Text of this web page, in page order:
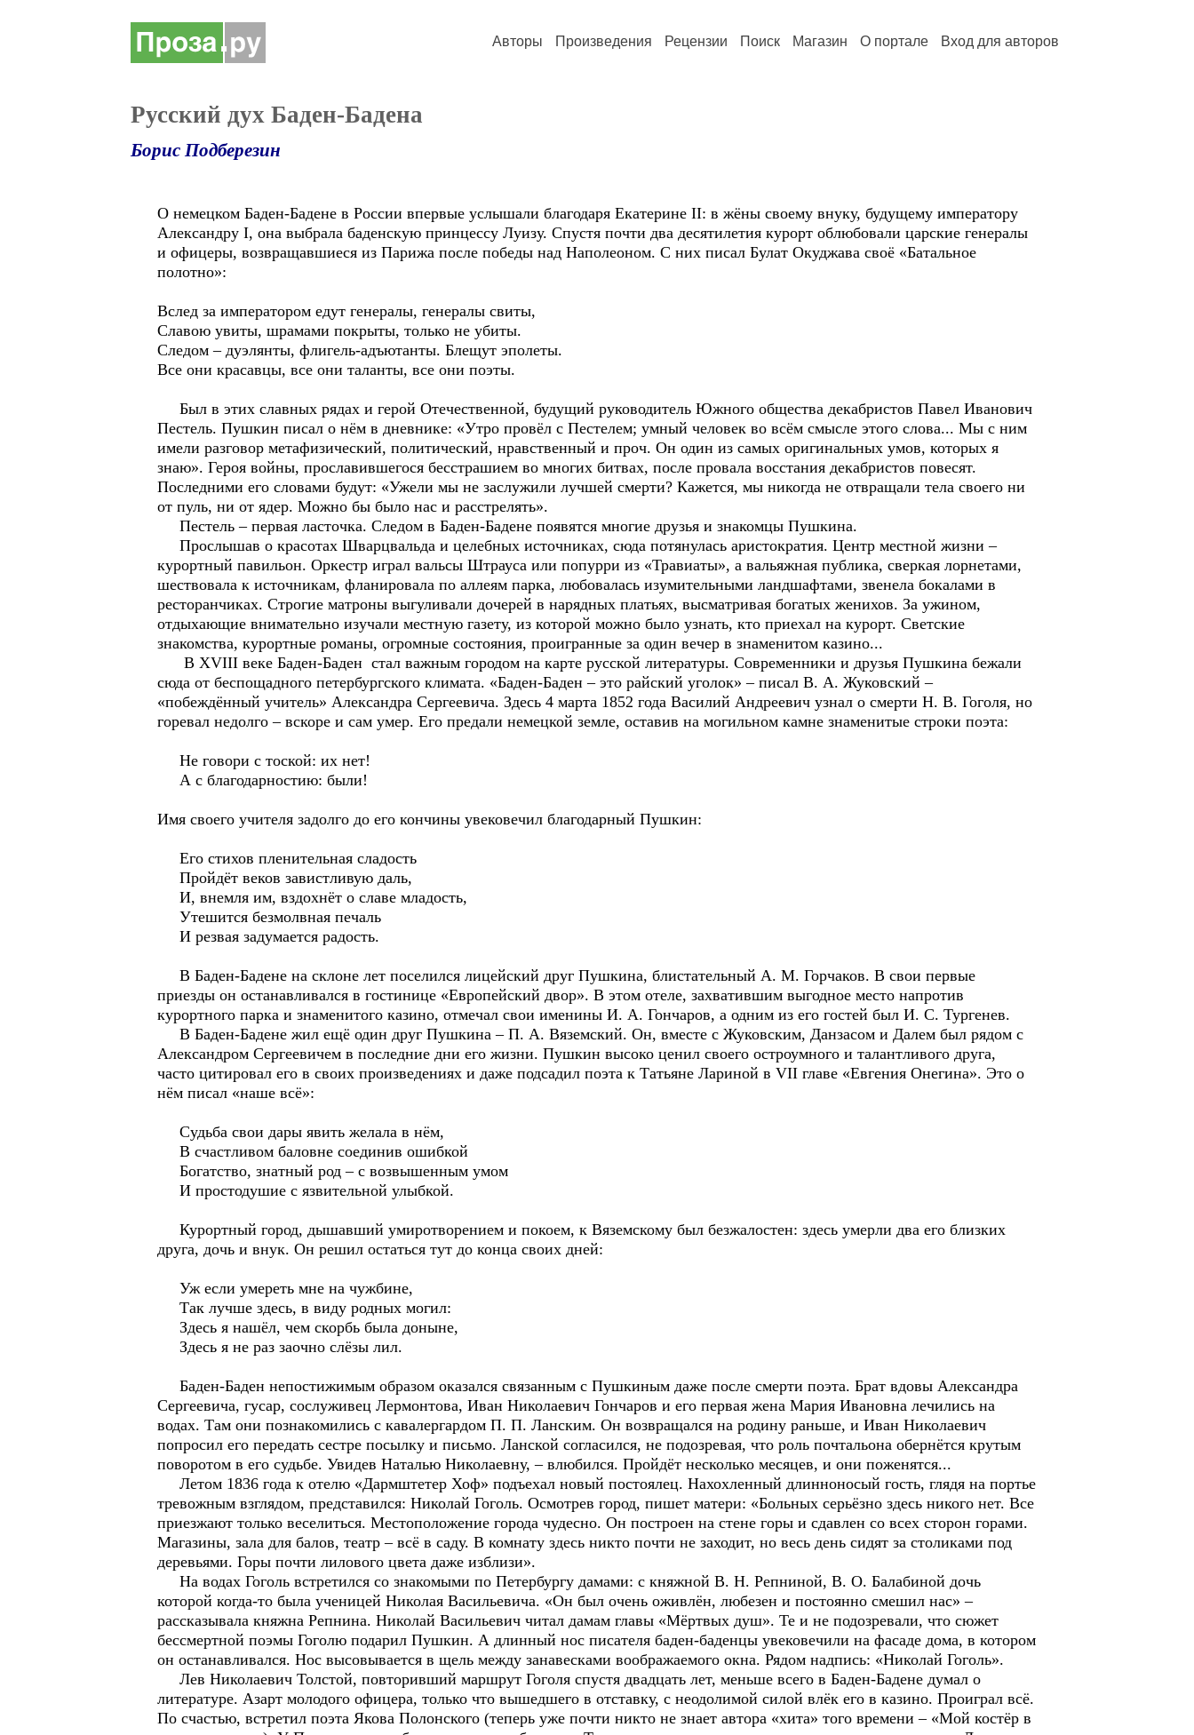
Авторы Произведения Рецензии Поиск Магазин О портале Вход для авторов
Русский дух Баден-Бадена
Борис Подберезин
О немецком Баден-Бадене в России впервые услышали благодаря Екатерине II: в жёны своему внуку, будущему императору
Александру I, она выбрала баденскую принцессу Луизу. Спустя почти два десятилетия курорт облюбовали царские генералы
и офицеры, возвращавшиеся из Парижа после победы над Наполеоном. С них писал Булат Окуджава своё «Батальное
полотно»:
Вслед за императором едут генералы, генералы свиты,
Славою увиты, шрамами покрыты, только не убиты.
Следом – дуэлянты, флигель-адъютанты. Блещут эполеты.
Все они красавцы, все они таланты, все они поэты.
Был в этих славных рядах и герой Отечественной, будущий руководитель Южного общества декабристов Павел Иванович
Пестель. Пушкин писал о нём в дневнике: «Утро провёл с Пестелем; умный человек во всём смысле этого слова... Мы с ним
имели разговор метафизический, политический, нравственный и проч. Он один из самых оригинальных умов, которых я
знаю». Героя войны, прославившегося бесстрашием во многих битвах, после провала восстания декабристов повесят.
Последними его словами будут: «Ужели мы не заслужили лучшей смерти? Кажется, мы никогда не отвращали тела своего ни
от пуль, ни от ядер. Можно бы было нас и расстрелять».
Пестель – первая ласточка. Следом в Баден-Бадене появятся многие друзья и знакомцы Пушкина.
Прослышав о красотах Шварцвальда и целебных источниках, сюда потянулась аристократия. Центр местной жизни –
курортный павильон. Оркестр играл вальсы Штрауса или попурри из «Травиаты», а вальяжная публика, сверкая лорнетами,
шествовала к источникам, фланировала по аллеям парка, любовалась изумительными ландшафтами, звенела бокалами в
ресторанчиках. Строгие матроны выгуливали дочерей в нарядных платьях, высматривая богатых женихов. За ужином,
отдыхающие внимательно изучали местную газету, из которой можно было узнать, кто приехал на курорт. Светские
знакомства, курортные романы, огромные состояния, проигранные за один вечер в знаменитом казино...
В XVIII веке Баден-Баден стал важным городом на карте русской литературы. Современники и друзья Пушкина бежали
сюда от беспощадного петербургского климата. «Баден-Баден – это райский уголок» – писал В. А. Жуковский –
«побеждённый учитель» Александра Сергеевича. Здесь 4 марта 1852 года Василий Андреевич узнал о смерти Н. В. Гоголя, но
горевал недолго – вскоре и сам умер. Его предали немецкой земле, оставив на могильном камне знаменитые строки поэта:
Не говори с тоской: их нет!
А с благодарностию: были!
Имя своего учителя задолго до его кончины увековечил благодарный Пушкин:
Его стихов пленительная сладость
Пройдёт веков завистливую даль,
И, внемля им, вздохнёт о славе младость,
Утешится безмолвная печаль
И резвая задумается радость.
В Баден-Бадене на склоне лет поселился лицейский друг Пушкина, блистательный А. М. Горчаков. В свои первые
приезды он останавливался в гостинице «Европейский двор». В этом отеле, захватившим выгодное место напротив
курортного парка и знаменитого казино, отмечал свои именины И. А. Гончаров, а одним из его гостей был И. С. Тургенев.
В Баден-Бадене жил ещё один друг Пушкина – П. А. Вяземский. Он, вместе с Жуковским, Данзасом и Далем был рядом с
Александром Сергеевичем в последние дни его жизни. Пушкин высоко ценил своего остроумного и талантливого друга,
часто цитировал его в своих произведениях и даже подсадил поэта к Татьяне Лариной в VII главе «Евгения Онегина». Это о
нём писал «наше всё»:
Судьба свои дары явить желала в нём,
В счастливом баловне соединив ошибкой
Богатство, знатный род – с возвышенным умом
И простодушие с язвительной улыбкой.
Курортный город, дышавший умиротворением и покоем, к Вяземскому был безжалостен: здесь умерли два его близких
друга, дочь и внук. Он решил остаться тут до конца своих дней:
Уж если умереть мне на чужбине,
Так лучше здесь, в виду родных могил:
Здесь я нашёл, чем скорбь была доныне,
Здесь я не раз заочно слёзы лил.
Баден-Баден непостижимым образом оказался связанным с Пушкиным даже после смерти поэта. Брат вдовы Александра
Сергеевича, гусар, сослуживец Лермонтова, Иван Николаевич Гончаров и его первая жена Мария Ивановна лечились на
водах. Там они познакомились с кавалергардом П. П. Ланским. Он возвращался на родину раньше, и Иван Николаевич
попросил его передать сестре посылку и письмо. Ланской согласился, не подозревая, что роль почтальона обернётся крутым
поворотом в его судьбе. Увидев Наталью Николаевну, – влюбился. Пройдёт несколько месяцев, и они поженятся...
Летом 1836 года к отелю «Дармштетер Хоф» подъехал новый постоялец. Нахохленный длинноносый гость, глядя на портье
тревожным взглядом, представился: Николай Гоголь. Осмотрев город, пишет матери: «Больных серьёзно здесь никого нет. Все
приезжают только веселиться. Местоположение города чудесно. Он построен на стене горы и сдавлен со всех сторон горами.
Магазины, зала для балов, театр – всё в саду. В комнату здесь никто почти не заходит, но весь день сидят за столиками под
деревьями. Горы почти лилового цвета даже изблизи».
На водах Гоголь встретился со знакомыми по Петербургу дамами: с княжной В. Н. Репниной, В. О. Балабиной дочь
которой когда-то была ученицей Николая Васильевича. «Он был очень оживлён, любезен и постоянно смешил нас» –
рассказывала княжна Репнина. Николай Васильевич читал дамам главы «Мёртвых душ». Те и не подозревали, что сюжет
бессмертной поэмы Гоголю подарил Пушкин. А длинный нос писателя баден-баденцы увековечили на фасаде дома, в котором
он останавливался. Нос высовывается в щель между занавесками воображаемого окна. Рядом надпись: «Николай Гоголь».
Лев Николаевич Толстой, повторивший маршрут Гоголя спустя двадцать лет, меньше всего в Баден-Бадене думал о
литературе. Азарт молодого офицера, только что вышедшего в отставку, с неодолимой силой влёк его в казино. Проиграл всё.
По счастью, встретил поэта Якова Полонского (теперь уже почти никто не знает автора «хита» того времени – «Мой костёр в